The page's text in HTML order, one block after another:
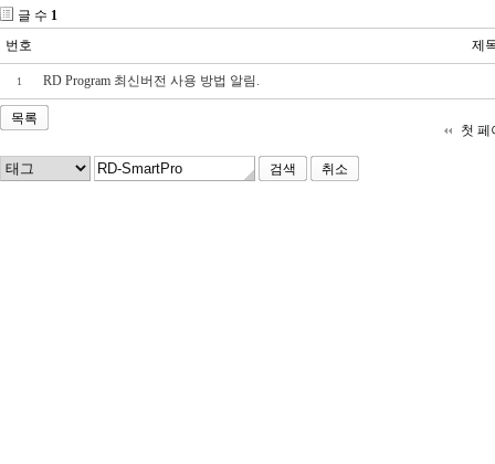
글 수 1
번호
제
1 RD Program 최신버전 사용 방법 알림.
목록
첫 페
취소